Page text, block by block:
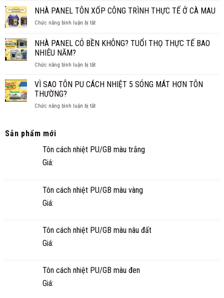
THỐNG?
GIA
NHỎ
NHANH
XPS
CÁCH
ÂM
SÀN,
NHÀ PANEL TÔN XỐP CÔNG TRÌNH THỰC TẾ Ở CÀ MAU
Chức năng bình luận bị tắtở
PANEL
TÔN
CÔNG
THỰC
CÀ
NHÀ PANEL CÓ BỀN KHÔNG? TUỔI THỌ THỰC TẾ BAO
NHIÊU NĂM?
Chức năng bình luận bị tắtở
PANEL
KHÔNG?
BAO
VÌ SAO TÔN PU CÁCH NHIỆT 5 SÓNG MÁT HƠN TÔN
THƯỜNG?
Chức năng bình luận bị tắtở
CÁCH
HƠN
Sản phẩm mới
Tôn cách nhiệt PU/GB màu trắng
Giá:
Tôn cách nhiệt PU/GB màu vàng
Giá:
Tôn cách nhiệt PU/GB màu nâu đất
Giá:
Tôn cách nhiệt PU/GB màu đen
Giá: